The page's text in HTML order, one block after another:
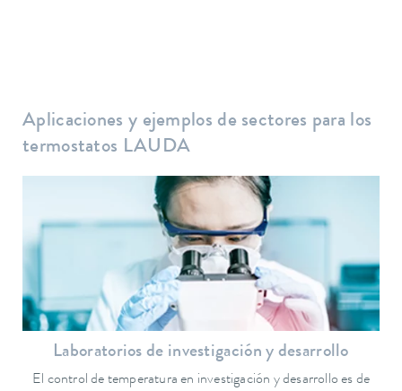
Aplicaciones y ejemplos de sectores para los
termostatos LAUDA
Laboratorios de investigación y desarrollo
El control de temperatura en investigación y desarrollo es de